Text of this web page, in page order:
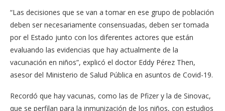
“Las decisiones que se van a tomar en ese grupo de población
deben ser ne­cesariamente consensua­das, deben ser tomada
por el Estado junto con los di­ferentes actores que están
evaluando las evidencias que hay actualmente de la
vacunación en niños”, ex­plicó el doctor Eddy Pérez Then,
asesor del Ministerio de Salud Pública en asuntos de Covid-19.
Recordó que hay vacunas, como las de Pfizer y la de Si­novac,
que se perfilan para la inmunización de los ni­ños, con estudios